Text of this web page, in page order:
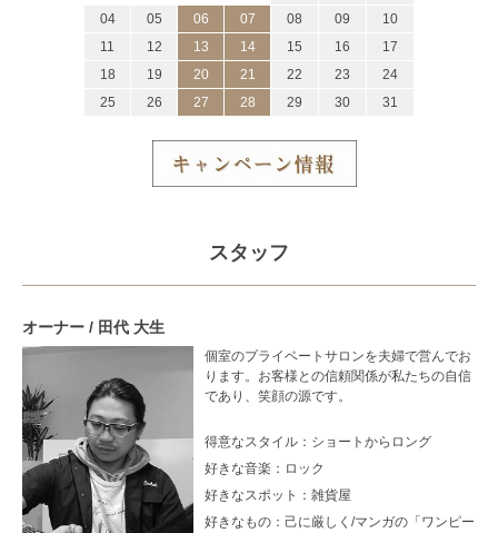
04
05 06 07 08 09
10
11
12 13 14 15 16
17
18
19 20 21 22 23
24
25
26 27 28 29 30 31
スタッフ
オーナー / 田代 大生
個室のプライベートサロンを夫婦で営んでお
ります。お客様との信頼関係が私たちの自信
であり、笑顔の源です。
得意なスタイル： ショートからロング
好きな音楽： ロック
好きなスポット： 雑貨屋
好きなもの： 己に厳しく/マンガの「ワンピー